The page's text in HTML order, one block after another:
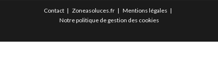
Contact Zoneasoluces.fr
Mentions légales
Notre politique de gestion des cookies